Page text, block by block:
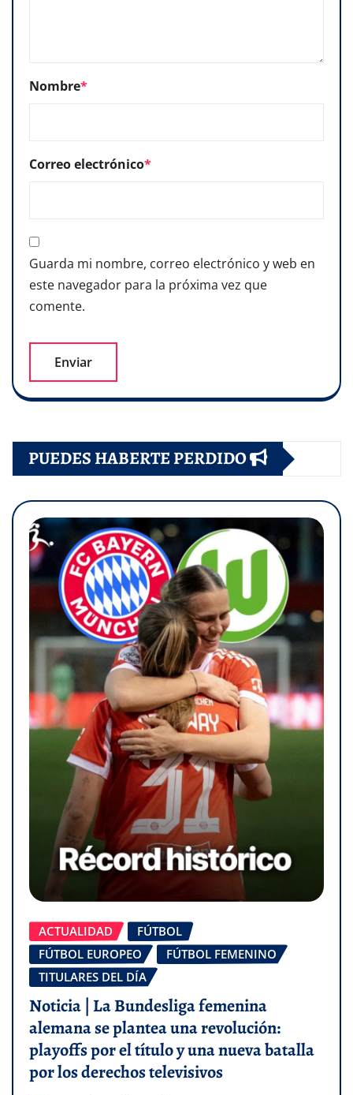
Nombre*
Correo electrónico*
Guarda mi nombre, correo electrónico y web en
este navegador para la próxima vez que
comente.
PUEDES HABERTE PERDIDO
ACTUALIDAD
FÚTBOL
FÚTBOL EUROPEO
FÚTBOL FEMENINO
TITULARES DEL DÍA
Noticia | La Bundesliga femenina
alemana se plantea una revolución:
playoffs por el título y una nueva batalla
por los derechos televisivos